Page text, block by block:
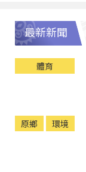
最新新聞
體育
原鄉 環境